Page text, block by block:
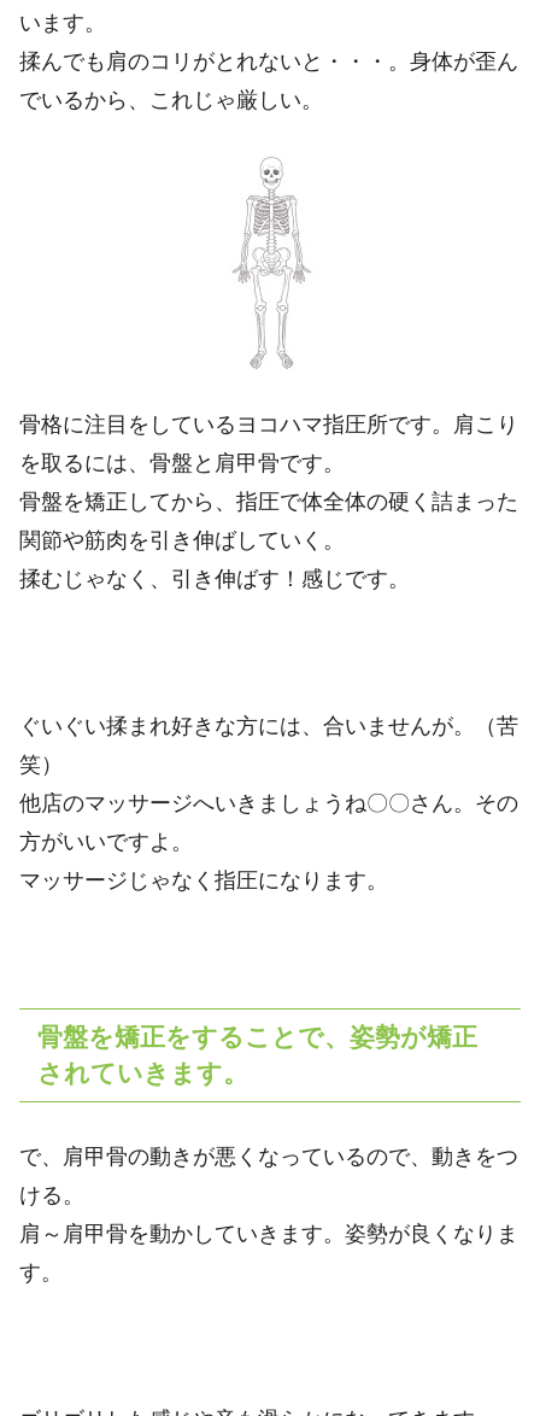
います。
揉んでも肩のコリがとれないと・・・。身体が歪ん
でいるから、これじゃ厳しい。
骨格に注目をしているヨコハマ指圧所です。肩こり
を取るには、骨盤と肩甲骨です。
骨盤を矯正してから、指圧で体全体の硬く詰まった
関節や筋肉を引き伸ばしていく。
揉むじゃなく、引き伸ばす！感じです。
ぐいぐい揉まれ好きな方には、合いませんが。（苦
笑）
他店のマッサージへいきましょうね〇〇さん。その
方がいいですよ。
マッサージじゃなく指圧になります。
骨盤を矯正をすることで、姿勢が矯正
されていきます。
で、肩甲骨の動きが悪くなっているので、動きをつ
ける。
肩～肩甲骨を動かしていきます。姿勢が良くなりま
す。